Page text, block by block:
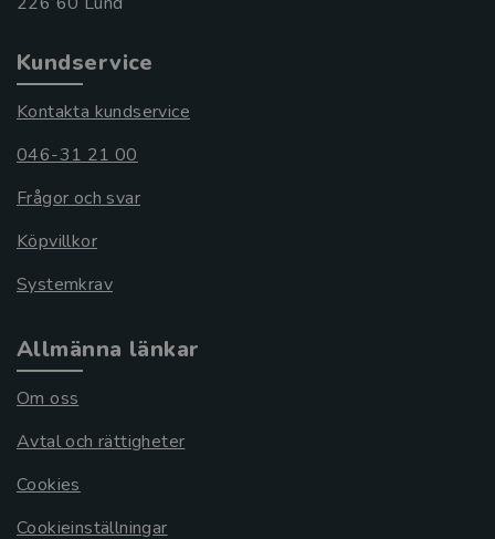
Kundservice
Kontakta kundservice
046-31 21 00
Frågor och svar
Köpvillkor
Systemkrav
Allmänna länkar
Om oss
Avtal och rättigheter
Cookies
Cookieinställningar